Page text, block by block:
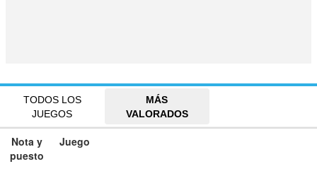
TODOS LOS
JUEGOS
MÁS
VALORADOS
Nota y
puesto
Juego